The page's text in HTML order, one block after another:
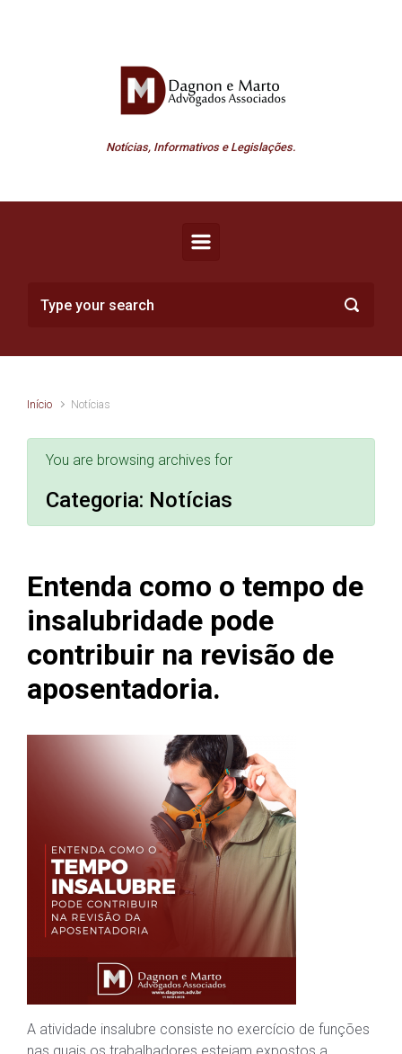
Notícias, Informativos e Legislações.
Início Notícias
You are browsing archives for
Categoria: Notícias
Entenda como o tempo de
insalubridade pode
contribuir na revisão de
aposentadoria.
A atividade insalubre consiste no exercício de funções